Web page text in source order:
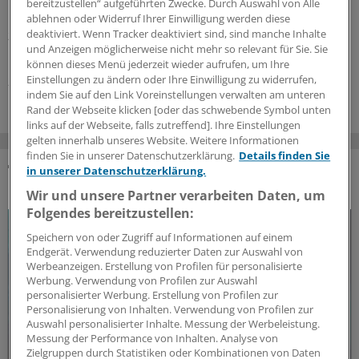
Fragen zu stellen, aber auch Signale in Mimik und Gestik
zu erkennen. Dabei helfen Instrumente und Skalen – und
nun auch die S3-Leitlinie GeriPAIN.
20.07.2026
DAS KÖNNTE SIE AUCH INTERESSIEREN
bereitzustellen“ aufgeführten Zwecke. Durch Auswahl von Alle
ablehnen oder Widerruf Ihrer Einwilligung werden diese
deaktiviert. Wenn Tracker deaktiviert sind, sind manche Inhalte
und Anzeigen möglicherweise nicht mehr so relevant für Sie. Sie
können dieses Menü jederzeit wieder aufrufen, um Ihre
Einstellungen zu ändern oder Ihre Einwilligung zu widerrufen,
indem Sie auf den Link Voreinstellungen verwalten am unteren
Rand der Webseite klicken [oder das schwebende Symbol unten
links auf der Webseite, falls zutreffend]. Ihre Einstellungen
gelten innerhalb unseres Website. Weitere Informationen
finden Sie in unserer Datenschutzerklärung. Details finden Sie
in unserer Datenschutzerklärung.
Wir und unsere Partner verarbeiten Daten, um
Folgendes bereitzustellen:
Speichern von oder Zugriff auf Informationen auf einem
Endgerät. Verwendung reduzierter Daten zur Auswahl von
Werbeanzeigen. Erstellung von Profilen für personalisierte
Werbung. Verwendung von Profilen zur Auswahl
personalisierter Werbung. Erstellung von Profilen zur
Personalisierung von Inhalten. Verwendung von Profilen zur
Auswahl personalisierter Inhalte. Messung der Werbeleistung.
Messung der Performance von Inhalten. Analyse von
Zielgruppen durch Statistiken oder Kombinationen von Daten